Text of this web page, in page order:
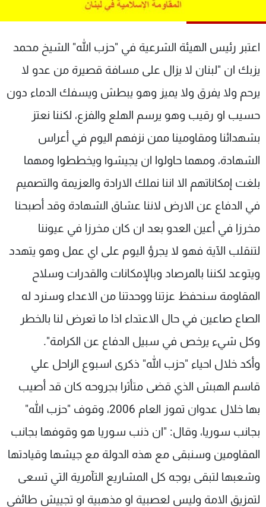
اعتبر رئيس الهيئة الشرعية في "حزب الله" الشيخ محمد
يزبك ان "لبنان لا يزال على مسافة قصيرة من عدو لا
يرحم ولا يفرق ولا يميز وهو يبطش ويسفك الدماء دون
حسيب او رقيب وهو يرسم الهلع والفزع، لكننا نعتز
بشهدائنا ومقاومينا ممن نزفهم اليوم في أعراس
الشهادة، ومهما حاولوا ان يجيشوا ويخططوا ومهما
بلغت إمكاناتهم الا اننا نملك الارادة والعزيمة والتصميم
في الدفاع عن الارض لاننا عشاق الشهادة وقد أصبحنا
مخرزا في أعين العدو بعد ان كان مخرزا في عيوننا
لتنقلب الآية فهو لا يجرؤ اليوم على اي عمل وهو يتهدد
ويتوعد لكننا بالمرصاد وبالإمكانات والقدرات وسلاح
المقاومة سنحفظ عزتنا ووحدتنا من الاعداء وسنرد له
الصاع صاعين في حال الاعتداء اذا ما تعرض لنا بالخطر
وكل شيء يرخص في سبيل الدفاع عن الكرامة".
وأكد خلال احياء "حزب الله" ذكرى اسبوع الراحل علي
قاسم الهبش الذي قضى متأثرا بجروحه كان قد أصيب
بها خلال عدوان تموز العام 2006، وقوف "حزب الله"
بجانب سوريا، وقال: "ان ذنب سوريا هو وقوفها بجانب
المقاومين وسنبقى مع هذه الدولة مع جيشها وقيادتها
وشعبها لتبقى بوجه كل المشاريع التآمرية التي تسعى
لتمزيق الامة وليس لعصبية او مذهبية او تجييش طائفي
الترددات
عن MTV
الإنـتـاج
لاعلاناتكم
تواصل معنا
شروط الإسـتخدام